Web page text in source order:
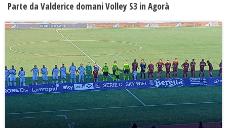
Parte da Valderice domani Volley S3 in Agorà